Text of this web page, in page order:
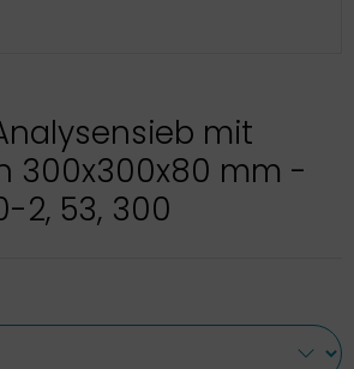
Analysensieb mit
300x300x80 mm -
2, 53, 300